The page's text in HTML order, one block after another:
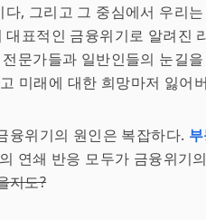
, 그리고 그 중심에서 우리
대표적인 금융위기로 알려진
문가들과 일반인들의 눈길
미래에 대한 희망마저 잃어
융위기의 원인은 복잡하다.
연쇄 반응 모두가 금융위기
지도?